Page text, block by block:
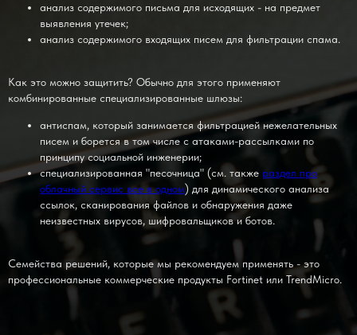
анализ содержимого письма для исходящих - на предмет
выявления утечек;
анализ содержимого входящих писем для фильтрации спама.
Как это можно защитить? Обычно для этого применяют
комбинированные специализированные шлюзы:
антиспам, который занимается фильтрацией нежелательных
писем и борется в том числе с атаками-рассылками по
принципу социальной инженерии;
специализированная "песочница" (см. также раздел про
облачный сервис все в одном) для динамического анализа
ссылок, сканирования файлов и обнаружения даже
неизвестных вирусов, шифровальщиков и ботов.
Семейства решений, которые мы рекомендуем применять - это
профессиональные коммерческие продукты Fortinet или TrendMicro.